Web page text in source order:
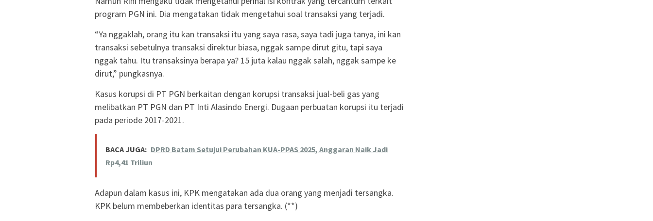
program PGN ini. Dia mengatakan tidak mengetahui soal transaksi yang terjadi.
“Ya nggaklah, orang itu kan transaksi itu yang saya rasa, saya tadi juga tanya, ini kan
transaksi sebetulnya transaksi direktur biasa, nggak sampe dirut gitu, tapi saya
nggak tahu. Itu transaksinya berapa ya? 15 juta kalau nggak salah, nggak sampe ke
dirut,” pungkasnya.
Kasus korupsi di PT PGN berkaitan dengan korupsi transaksi jual-beli gas yang
melibatkan PT PGN dan PT Inti Alasindo Energi. Dugaan perbuatan korupsi itu terjadi
pada periode 2017-2021.
BACA JUGA: DPRD Batam Setujui Perubahan KUA-PPAS 2025, Anggaran Naik Jadi
Rp4,41 Triliun
Adapun dalam kasus ini, KPK mengatakan ada dua orang yang menjadi tersangka.
KPK belum membeberkan identitas para tersangka. (**)